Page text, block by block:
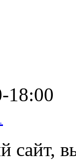
18:00
сайт,